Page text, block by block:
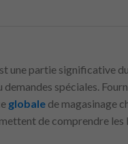
une partie significative
spéciales.
globale de magasinage
de comprendre